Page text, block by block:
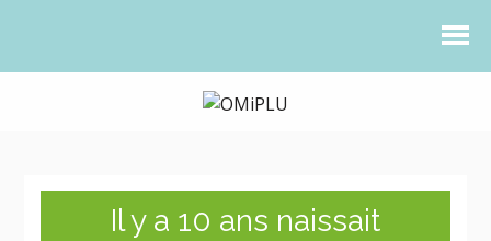
Il y a 10 ans naissait